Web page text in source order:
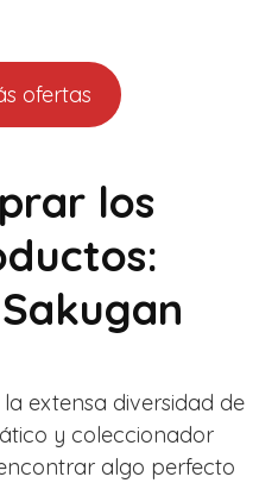
ofertas
los
extensa diversidad de
y coleccionador
algo perfecto